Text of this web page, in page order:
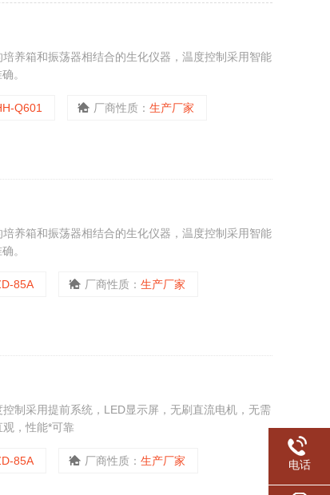
养箱和振荡器相结合的生化仪器，温度控制采用智能
。
Q601 厂商性质：生产厂家
养箱和振荡器相结合的生化仪器，温度控制采用智能
。
85A 厂商性质：生产厂家
制采用提前系统，LED显示屏，无刷直流电机，无需
，性能*可靠
85A 厂商性质：生产厂家 电话